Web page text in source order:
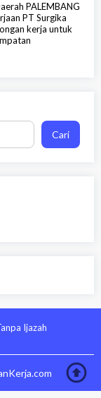
PALEMBANG
PT Surgika
kerja untuk
Cari
Ijazah